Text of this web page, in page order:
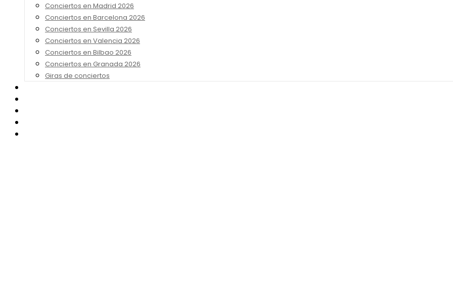
Conciertos en Madrid 2026
Conciertos en Barcelona 2026
Conciertos en Sevilla 2026
Conciertos en Valencia 2026
Conciertos en Bilbao 2026
Conciertos en Granada 2026
Giras de conciertos